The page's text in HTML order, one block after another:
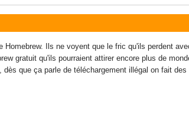
Ils ne voyent que le fric qu'ils perdent
gratuit qu'ils pourraient attirer encore plus de
que ça parle de téléchargement illégal on fait